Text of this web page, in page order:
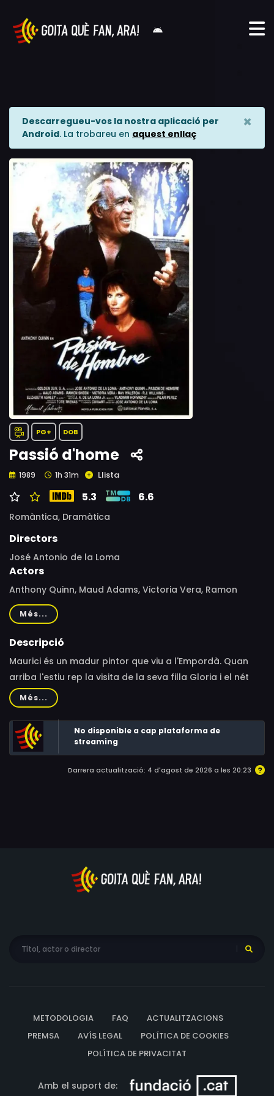
Descarregueu-vos la nostra aplicació per
Android. La trobareu en aquest enllaç
×
PG+ DOB
Passió d'home
1989 1h 31m Llista
5.3 6.6
Romàntica, Dramàtica
Directors
José Antonio de la Loma
Actors
Anthony Quinn, Maud Adams, Victoria Vera, Ramon
Estevez, Elizabeth Ashley, José María Caffarel, Ray
Walston, Shari Shattuck, Pepe Martín, R.J. Williams
Més...
Descripció
Maurici és un madur pintor que viu a l'Empordà. Quan
arriba l'estiu rep la visita de la seva filla Gloria i el nét
George. La mare vol que el nen passi uns mesos amb
l'avi, mentre ella compleix un contracte d'actriu a
Londres. Al principi, l'artista i el jove es mostren distants,
encara que un temps passat es converteixen en molt
bons amics. Tot i això, els esdeveniments que succeeixen
a la finca obliguen Glòria a tornar per emportar-se el
Més...
No disponible a cap plataforma de
streaming
Darrera actualització: 4 d'agost de 2026 a les 20:23
METODOLOGIA FAQ
ACTUALITZACIONS
PREMSA
AVÍS LEGAL
POLÍTICA DE COOKIES
POLÍTICA DE PRIVACITAT
Amb el suport de: